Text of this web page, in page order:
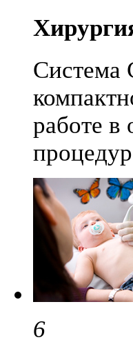
Система
работе
6